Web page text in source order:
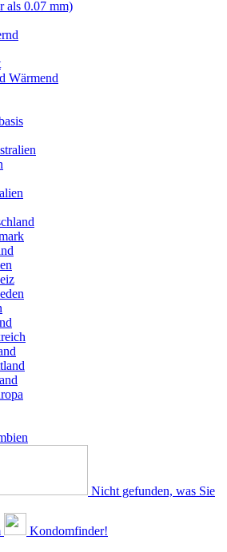
als 0.07 mm)
Wärmend
Nicht gefunden, was Sie
Kondomfinder!